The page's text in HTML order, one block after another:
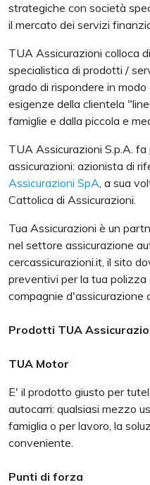
strategiche con società
il mercato dei servizi
TUA Assicurazioni colloca
specialistica di prodotti /
grado di rispondere in
esigenze della clientela
famiglie e dalla piccola e
TUA Assicurazioni S.p.A.
assicurazioni: azionista di
Assicurazioni SpA, a sua
Cattolica di Assicurazioni.
Tua Assicurazioni è un
nel settore assicurazione
cercassicurazioni.it, il sito
preventivi per la tua
compagnie d'assicurazione
Prodotti TUA
TUA Motor
E' il prodotto giusto per
autocarri: qualsiasi mezzo
famiglia o per lavoro, la
conveniente.
Punti di forza